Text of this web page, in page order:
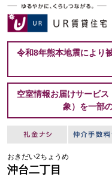
令和8年熊本地震により
空室情報お届けサービ
象）を一部
おきだい2ちょうめ
沖台二丁目